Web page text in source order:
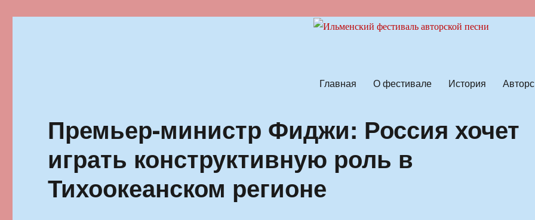
Главная О фестивале История
Премьер-министр Фиджи: Россия хочет
играть конструктивную роль в
Тихоокеанском регионе